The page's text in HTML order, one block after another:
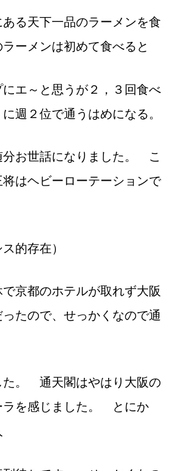
る天下一品のラーメンを食
ーメンは初めて食べると
にエ～と思うが２，３回食べ
週２位で通うはめになる。
分お世話になりました。 こ
はヘビーローテーションで
的存在）
で京都のホテルが取れず大阪
たので、せっかくなので通
た。 通天閣はやはり大阪の
ラを感じました。 とにか